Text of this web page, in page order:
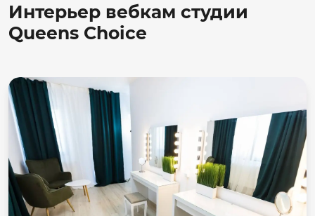
Интерьер вебкам студии
Queens Choice